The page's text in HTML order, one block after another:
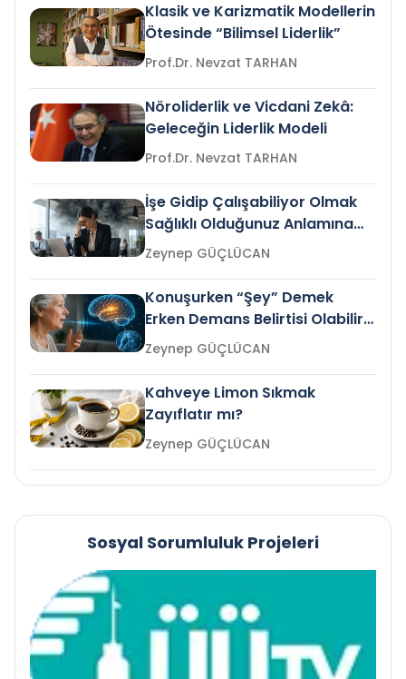
Klasik ve Karizmatik Modellerin
Ötesinde “Bilimsel Liderlik”
Prof.Dr. Nevzat TARHAN
Nöroliderlik ve Vicdani Zekâ:
Geleceğin Liderlik Modeli
Prof.Dr. Nevzat TARHAN
İşe Gidip Çalışabiliyor Olmak
Sağlıklı Olduğunuz Anlamına
Gelir mi?Zeynep GÜÇLÜCAN
Konuşurken “Şey” Demek
Erken Demans Belirtisi Olabilir
mi?
Zeynep GÜÇLÜCAN
Kahveye Limon Sıkmak
Zayıflatır mı?
Zeynep GÜÇLÜCAN
Sosyal Sorumluluk Projeleri